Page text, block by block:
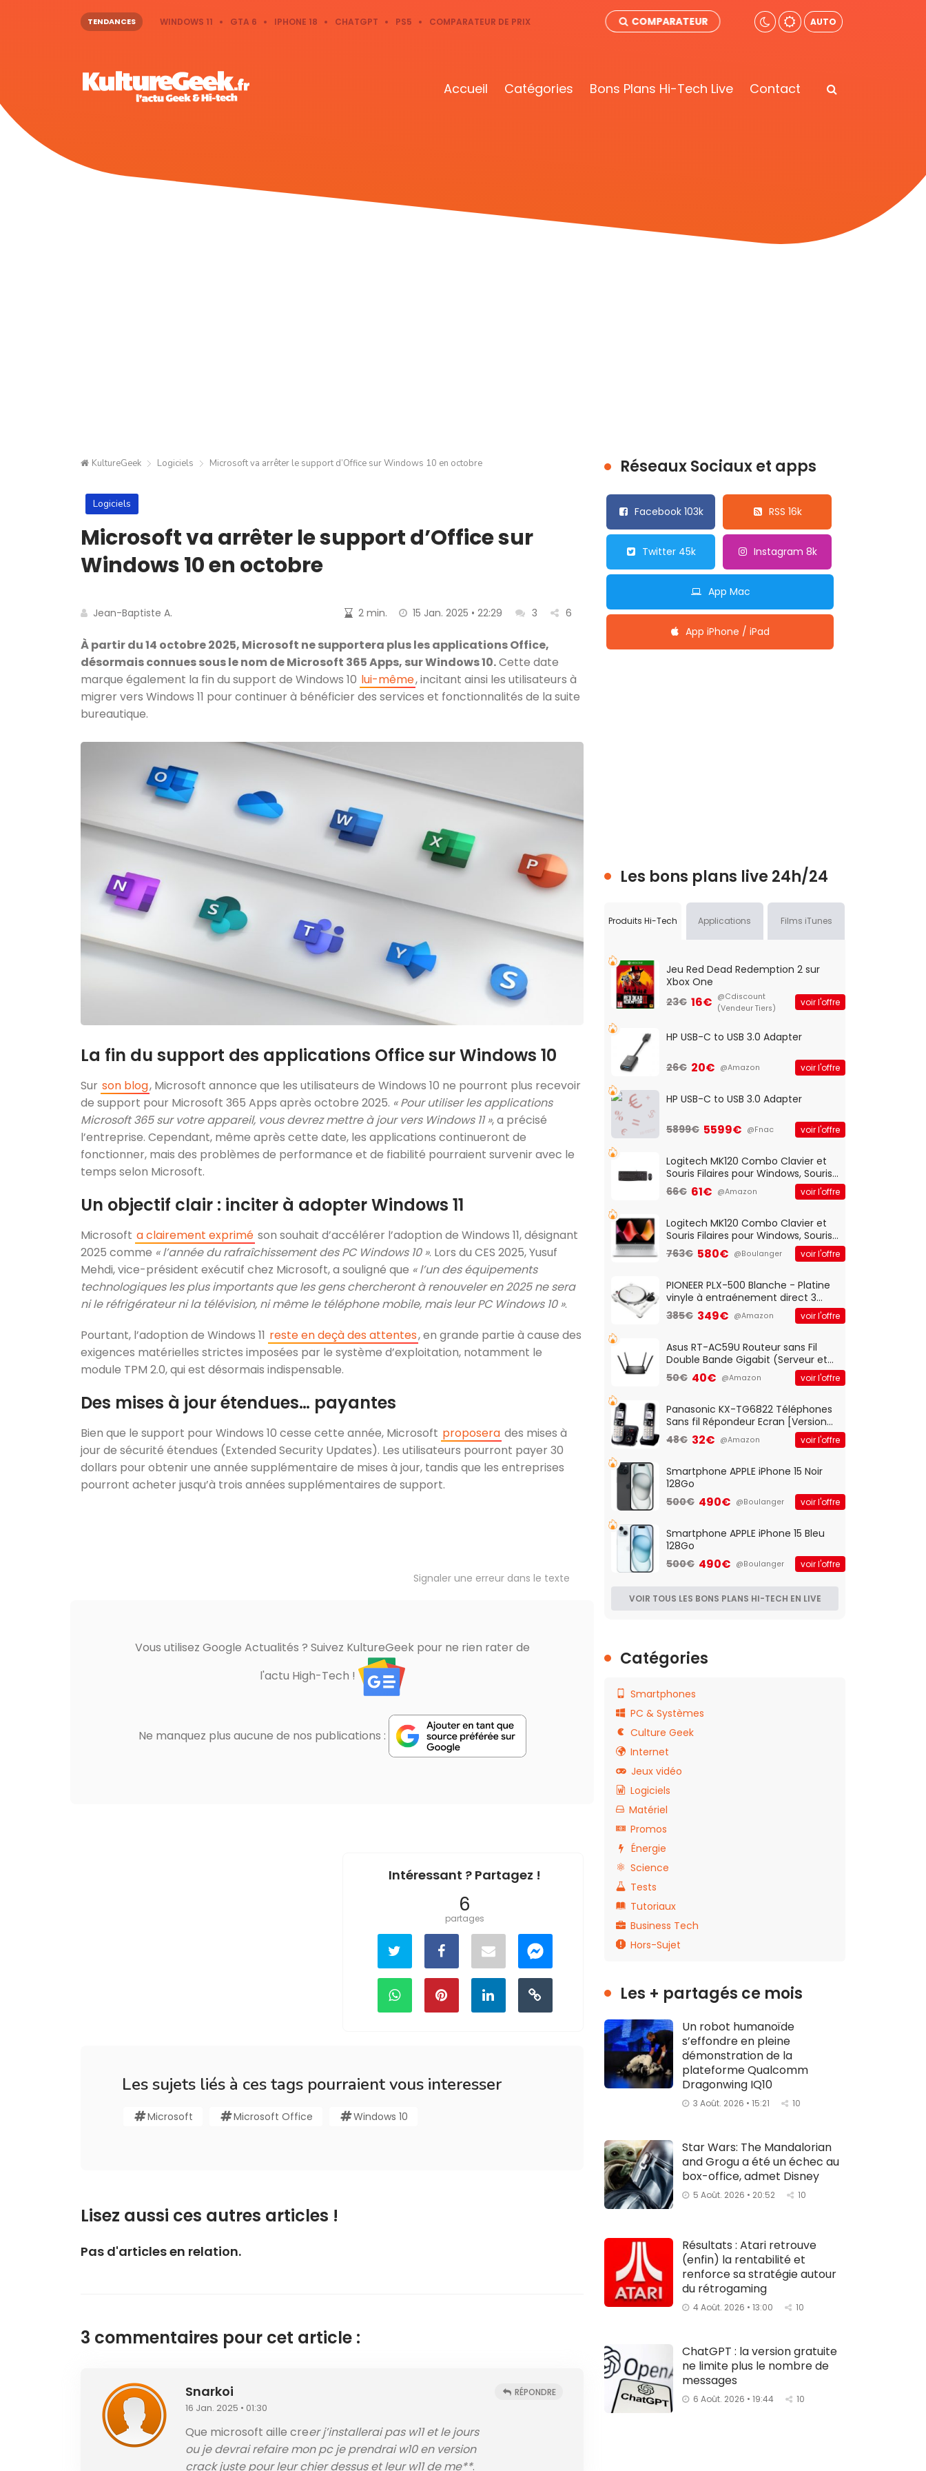
TENDANCES WINDOWS 11 GTA 6 IPHONE 18 CHATGPT PS5 COMPARATEUR DE PRIX COMPARATEUR AUTO
Accueil Catégories Bons Plans Hi-Tech Live Contact
KultureGeek Logiciels Microsoft va arrêter le support d’Office sur Windows 10 en octobre
Logiciels
Microsoft va arrêter le support d’Office sur
Windows 10 en octobre
Jean-Baptiste A. 2 min. 15 Jan. 2025 • 22:29 3 6
À partir du 14 octobre 2025, Microsoft ne supportera plus les applications Office,
désormais connues sous le nom de Microsoft 365 Apps, sur Windows 10.Cette date
marque également la fin du support de Windows 10 lui-même, incitant ainsi les utilisateurs à
migrer vers Windows 11 pour continuer à bénéficier des services et fonctionnalités de la suite
bureautique.
La fin du support des applications Office sur Windows 10
Sur son blog, Microsoft annonce que les utilisateurs de Windows 10 ne pourront plus recevoir
de support pour Microsoft 365 Apps après octobre 2025. « Pour utiliser les applications
Microsoft 365 sur votre appareil, vous devrez mettre à jour vers Windows 11 », a précisé
l’entreprise. Cependant, même après cette date, les applications continueront de
fonctionner, mais des problèmes de performance et de fiabilité pourraient survenir avec le
temps selon Microsoft.
Un objectif clair : inciter à adopter Windows 11
Microsoft a clairement exprimé son souhait d’accélérer l’adoption de Windows 11, désignant
2025 comme « l’année du rafraîchissement des PC Windows 10 ». Lors du CES 2025, Yusuf
Mehdi, vice-président exécutif chez Microsoft, a souligné que « l’un des équipements
technologiques les plus importants que les gens chercheront à renouveler en 2025 ne sera
ni le réfrigérateur ni la télévision, ni même le téléphone mobile, mais leur PC Windows 10 ».
Pourtant, l’adoption de Windows 11 reste en deçà des attentes, en grande partie à cause des
exigences matérielles strictes imposées par le système d’exploitation, notamment le
module TPM 2.0, qui est désormais indispensable.
Des mises à jour étendues… payantes
Bien que le support pour Windows 10 cesse cette année, Microsoft proposera des mises à
jour de sécurité étendues (Extended Security Updates). Les utilisateurs pourront payer 30
dollars pour obtenir une année supplémentaire de mises à jour, tandis que les entreprises
pourront acheter jusqu’à trois années supplémentaires de support.
Signaler une erreur dans le texte
Vous utilisez Google Actualités ? Suivez KultureGeek pour ne rien rater de
l'actu High-Tech !
Ne manquez plus aucune de nos publications :
Intéressant ? Partagez !
6
partages
Les sujets liés à ces tags pourraient vous interesser
Microsoft Microsoft Office Windows 10
Lisez aussi ces autres articles !
Pas d'articles en relation.
3 commentaires pour cet article :
Snarkoi
16 Jan. 2025 • 01:30
Que microsoft aille creer j’installerai pas w11 et le jours
ou je devrai refaire mon pc je prendrai w10 en version
crack juste pour leur chier dessus et leur w11 de me**.
RÉPONDRE
Réseaux Sociaux et apps
Facebook 103k RSS 16k
Twitter 45k Instagram 8k
App Mac
App iPhone / iPad
Les bons plans live 24h/24
Produits Hi-Tech Applications Films iTunes
Jeu Red Dead Redemption 2 sur
Xbox One
23€ 16€ @Cdiscount
(Vendeur Tiers)
voir l'offre
HP USB-C to USB 3.0 Adapter
26€ 20€ @Amazon voir l'offre
HP USB-C to USB 3.0 Adapter
5899€ 5599€ @Fnac voir l'offre
Logitech MK120 Combo Clavier et
Souris Filaires pour Windows, Souris
Optique Filaire, Connexion USB Plug
And Play, Confortable, Taille
QWERTY UK - Noir
66€ 61€ @Amazon voir l'offre
Logitech MK120 Combo Clavier et
Souris Filaires pour Windows, Souris
Optique Filaire, Connexion USB Plug
And Play, Confortable, Taille
QWERTY UK - Noir
763€ 580€ @Boulanger voir l'offre
PIONEER PLX-500 Blanche - Platine
vinyle à entraénement direct 3
vitesses (33-45-78 trs/min) avec
pre-ampli intégré et port USB
385€ 349€ @Amazon voir l'offre
Asus RT-AC59U Routeur sans Fil
Double Bande Gigabit (Serveur et
Client VPN, Triple Vlan, Mode Point
d'accès et Bridge, contrôle
50€ 40€ @Amazon voir l'offre
Panasonic KX-TG6822 Téléphones
Sans fil Répondeur Ecran [Version
Française]
48€ 32€ @Amazon voir l'offre
Smartphone APPLE iPhone 15 Noir
128Go
500€ 490€ @Boulanger voir l'offre
Smartphone APPLE iPhone 15 Bleu
128Go
500€ 490€ @Boulanger voir l'offre
VOIR TOUS LES BONS PLANS HI-TECH EN LIVE
Catégories
Smartphones
PC & Systèmes
Culture Geek
Internet
Jeux vidéo
Logiciels
Matériel
Promos
Énergie
Science
Tests
Tutoriaux
Business Tech
Hors-Sujet
Les + partagés ce mois
Un robot humanoïde
s’effondre en pleine
démonstration de la
plateforme Qualcomm
Dragonwing IQ10
3 Août. 2026 • 15:21 10
Star Wars: The Mandalorian
and Grogu a été un échec au
box-office, admet Disney
5 Août. 2026 • 20:52 10
Résultats : Atari retrouve
(enfin) la rentabilité et
renforce sa stratégie autour
du rétrogaming
4 Août. 2026 • 13:00 10
ChatGPT : la version gratuite
ne limite plus le nombre de
messages
6 Août. 2026 • 19:44 10